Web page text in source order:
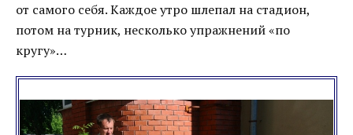
от самого себя. Каждое утро шлепал на стадион,
потом на турник, несколько упражнений «по
кругу»…